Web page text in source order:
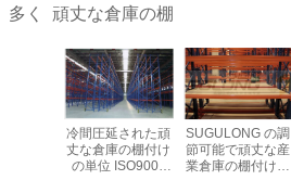
多く 頑丈な倉庫の棚
冷間圧延された頑
丈な倉庫の棚付け
の単位 ISO9001
SUGULONG の調
節可能で頑丈な産
業倉庫の棚付けシ